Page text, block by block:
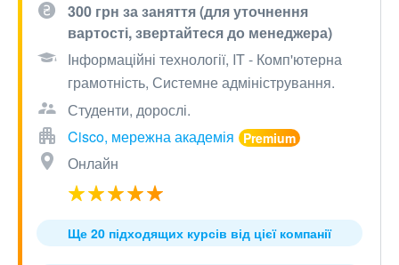
300 грн за заняття (для уточнення
вартості, звертайтеся до менеджера)
Інформаційні технології, IT - Комп'ютерна
грамотність, Системне адміністрування.
Студенти, дорослі.
Cisco, мережна академія
Онлайн
Ще 20 підходящих курсів від цієї компанії